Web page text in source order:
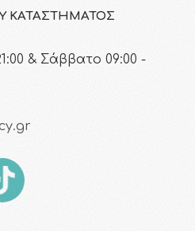
ΚΑΤΑΣΤΉΜΑΤΟΣ
& Σάββατο 09:00 -